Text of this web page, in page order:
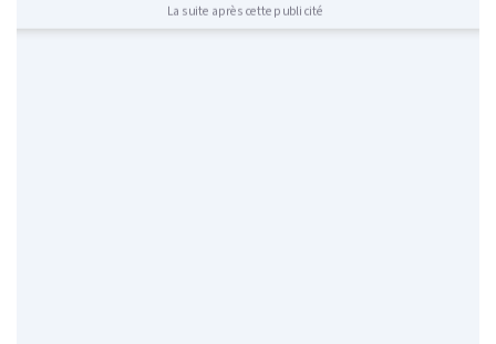
La suite après cette publicité